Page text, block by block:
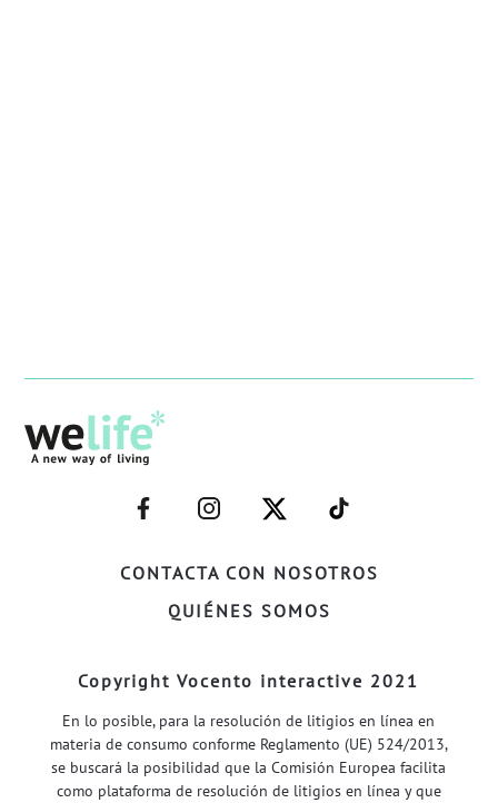
CONTACTA CON NOSOTROS
QUIÉNES SOMOS
–
FACEBOOK–
–
INSTAGRAM–
–
TWITTER–
–
WELIFE–
Copyright Vocento interactive 2021
En lo posible, para la resolución de litigios en línea en
materia de consumo conforme Reglamento (UE) 524/2013,
se buscará la posibilidad que la Comisión Europea facilita
como plataforma de resolución de litigios en línea y que